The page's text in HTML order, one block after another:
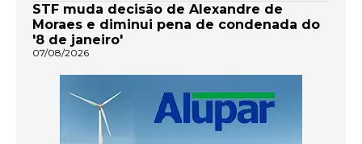
STF muda decisão de Alexandre de
Moraes e diminui pena de condenada do
'8 de janeiro'
07/08/2026